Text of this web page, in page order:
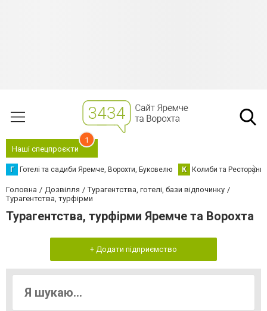
Наші спецпроєкти
1
Г Готелі та садиби Яремче, Ворохти, Буковелю К Колиби та Ресторани
Головна Дозвілля
Турагентства, готелі, бази відпочинку
Турагентства, турфірми
Турагентства, турфірми Яремче та Ворохта
+ Додати підприємство